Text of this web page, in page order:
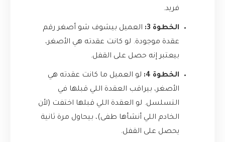
فريد.
الخطوة 3:
العميل بيشوف شو أصغر رقم
عقدة موجودة. لو كانت عقدته هي الأصغر،
بيعتبر إنه حصل على القفل.
الخطوة 4:
لو العميل ما كانت عقدته هي
الأصغر، بيراقب العقدة اللي قبلها في
التسلسل. لو العقدة اللي قبلها اختفت (لأن
الخادم اللي أنشأها طفى)، بيحاول مرة ثانية
يحصل على القفل.